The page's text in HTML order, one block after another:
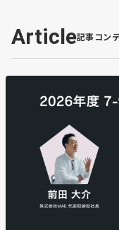
宝金学長が再選
北海道大学の宝金
の抱負を語った。
アフリカなどから
め、入試改革を含
Article記事コン